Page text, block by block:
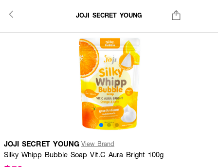
JOJI SECRET YOUNG
JOJI SECRET YOUNG View Brand
Silky Whipp Bubble Soap Vit.C Aura Bright 100g